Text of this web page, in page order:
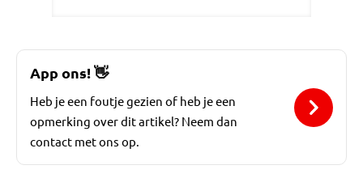
App ons!👋
Heb je een foutje gezien of heb je een
opmerking over dit artikel? Neem dan
contact met ons op.